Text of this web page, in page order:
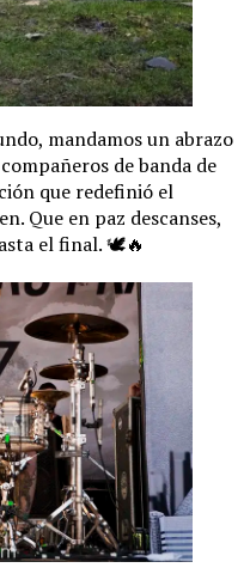
mandamos un abrazo
de banda de
que redefinió el
Que en paz descanses,
el final. 🕊️🔥